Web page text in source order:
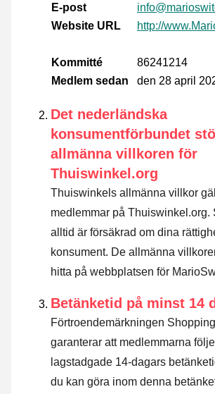
E-post
Website URL
http://
Kommitté
86241214
Medlem sedan
den 28 april
Det nederländska
konsumentförbundet
allmänna villkoren för
Thuiswinkel.org
Thuiswinkels allmänna villkor
medlemmar på Thuiswinkel.org.
alltid är försäkrad om dina
konsument. De allmänna
hitta på webbplatsen för
Betänketid på minst 14
Förtroendemärkningen
garanterar att medlemmarna
lagstadgade 14-dagars
du kan göra inom denna